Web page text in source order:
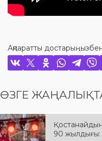
Ақпаратты достарыңызбен
ӨЗГЕ
90 жылдығы: